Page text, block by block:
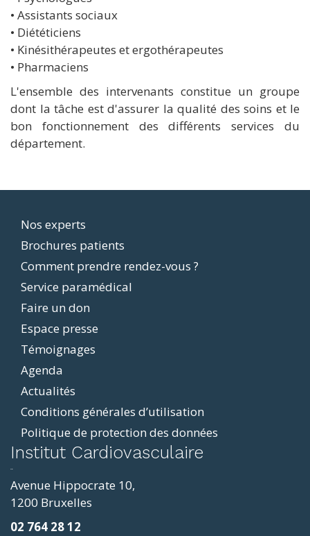
• Assistants sociaux
• Diététiciens
• Kinésithérapeutes et ergothérapeutes
• Pharmaciens
L'ensemble des intervenants constitue un groupe
dont la tâche est d'assurer la qualité des soins et le
bon fonctionnement des différents services du
département.
Footer
menu
Nos experts
Brochures patients
Comment prendre rendez-vous ?
Service paramédical
Faire un don
Espace presse
Témoignages
Agenda
Actualités
Conditions générales d’utilisation
Politique de protection des données
Institut Cardiovasculaire
Avenue Hippocrate 10,
1200 Bruxelles
02 764 28 12